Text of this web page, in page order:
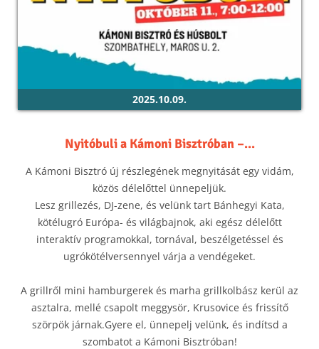
2025.10.09.
Nyitóbuli a Kámoni Bisztróban –...
A Kámoni Bisztró új részlegének megnyitását egy vidám,
közös délelőttel ünnepeljük.
Lesz grillezés, DJ-zene, és velünk tart Bánhegyi Kata,
kötélugró Európa- és világbajnok, aki egész délelőtt
interaktív programokkal, tornával, beszélgetéssel és
ugrókötélversennyel várja a vendégeket.
A grillről mini hamburgerek és marha grillkolbász kerül az
asztalra, mellé csapolt meggysör, Krusovice és frissítő
szörpök járnak.Gyere el, ünnepelj velünk, és indítsd a
szombatot a Kámoni Bisztróban!